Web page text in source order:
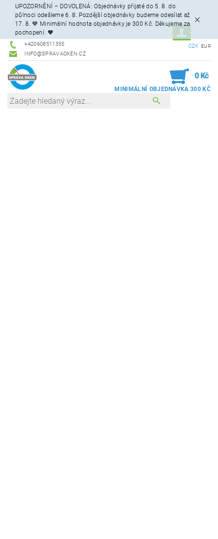
UPOZORNĚNÍ – DOVOLENÁ: Objednávky přijaté do 5. 8. do
půlnoci odešleme 6. 8. Pozdější objednávky budeme odesílat až
17. 8. 💙 Minimální hodnota objednávky je 300 Kč. Děkujeme za
pochopení. 🧡
+420608511355
INFO@SPRAVAOKEN.CZ
CZK EUR
0 Kč